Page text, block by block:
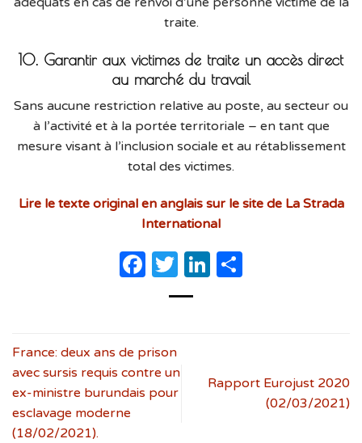
traite.
10. Garantir aux victimes de traite un accès direct
au marché du travail
Sans aucune restriction relative au poste, au secteur ou
à l’activité et à la portée territoriale – en tant que
mesure visant à l’inclusion sociale et au rétablissement
total des victimes.
Lire le texte original en anglais sur le site de La Strada
International
Facebook
TwitterLinkedIn
France: deux ans de prison
avec sursis requis contre un
ex-ministre burundais pour
esclavage moderne
(18/02/2021).
Rapport Eurojust 2020
(02/03/2021)